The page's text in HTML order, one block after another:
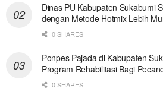
Dinas PU Kabupaten Sukabumi
dengan Metode Hotmix Lebih
0 SHARES
Ponpes Pajada di Kabupaten
Program Rehabilitasi Bagi
0 SHARES